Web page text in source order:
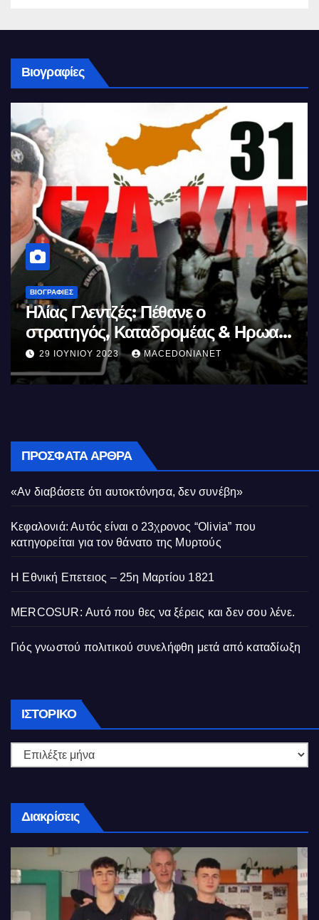
Βιογραφίες
ΒΙΟΓΡΑΦΊΕΣ
Μέγας Αλέξανδρος: Ο μέγιστος των
Ελλήνων
11 ΙΟΥΝΊΟΥ 2023 MACEDONIANET
ΠΡΌΣΦΑΤΑ ΆΡΘΡΑ
«Αν διαβάσετε ότι αυτοκτόνησα, δεν συνέβη»
Κεφαλονιά: Αυτός είναι ο 23χρονος “Olivia” που
κατηγορείται για τον θάνατο της Μυρτούς
Η Εθνική Επετειος – 25η Μαρτίου 1821
MERCOSUR: Αυτό που θες να ξέρεις και δεν σου λένε.
Γιός γνωστού πολιτικού συνελήφθη μετά από καταδίωξη
ΙΣΤΟΡΙΚΌ Ιστορικό
Διακρίσεις